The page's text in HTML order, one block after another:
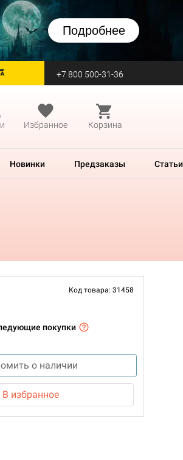
Подробнее
перейти на Zvezda +7 800 500-31-36
Избранное Корзина
Новинки Предзаказы Статьи
Код товара: 31458
покупки
о наличии
В избранное